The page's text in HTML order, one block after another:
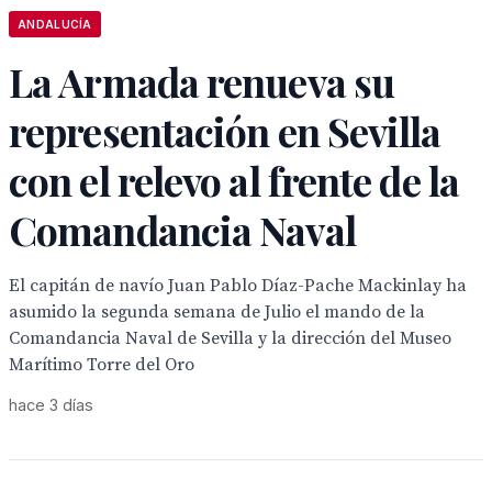
ANDALUCÍA
La Armada renueva su
representación en Sevilla
con el relevo al frente de la
Comandancia Naval
El capitán de navío Juan Pablo Díaz-Pache Mackinlay ha
asumido la segunda semana de Julio el mando de la
Comandancia Naval de Sevilla y la dirección del Museo
Marítimo Torre del Oro
hace 3 días